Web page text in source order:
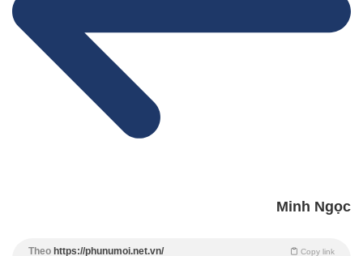
Minh Ngọc
Theo https://phunumoi.net.vn/ Copy link